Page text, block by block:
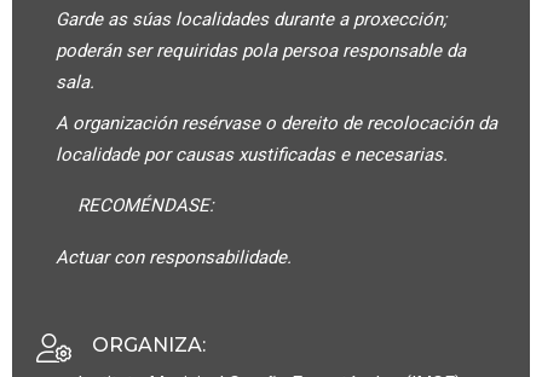
Garde as súas localidades durante a proxección;
poderán ser requiridas pola persoa responsable da
sala.
A organización resérvase o dereito de recolocación da
localidade por causas xustificadas e necesarias.
RECOMÉNDASE:
Actuar con responsabilidade.
ORGANIZA: